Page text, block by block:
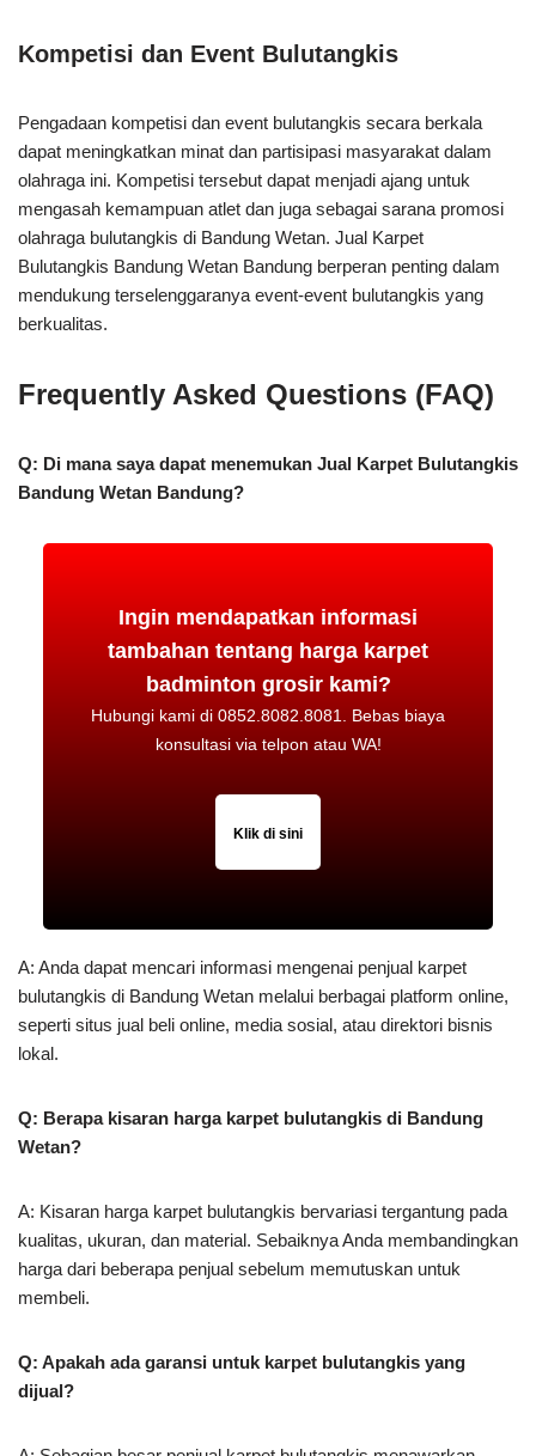
Kompetisi dan Event Bulutangkis
Pengadaan kompetisi dan event bulutangkis secara berkala
dapat meningkatkan minat dan partisipasi masyarakat dalam
olahraga ini. Kompetisi tersebut dapat menjadi ajang untuk
mengasah kemampuan atlet dan juga sebagai sarana promosi
olahraga bulutangkis di Bandung Wetan. Jual Karpet
Bulutangkis Bandung Wetan Bandung berperan penting dalam
mendukung terselenggaranya event-event bulutangkis yang
berkualitas.
Frequently Asked Questions (FAQ)
Q: Di mana saya dapat menemukan Jual Karpet Bulutangkis
Bandung Wetan Bandung?
Ingin mendapatkan informasi
tambahan tentang harga karpet
badminton grosir kami?
Hubungi kami di 0852.8082.8081. Bebas biaya
konsultasi via telpon atau WA!
Klik di sini
A: Anda dapat mencari informasi mengenai penjual karpet
bulutangkis di Bandung Wetan melalui berbagai platform online,
seperti situs jual beli online, media sosial, atau direktori bisnis
lokal.
Q: Berapa kisaran harga karpet bulutangkis di Bandung
Wetan?
A: Kisaran harga karpet bulutangkis bervariasi tergantung pada
kualitas, ukuran, dan material. Sebaiknya Anda membandingkan
harga dari beberapa penjual sebelum memutuskan untuk
membeli.
Q: Apakah ada garansi untuk karpet bulutangkis yang
dijual?